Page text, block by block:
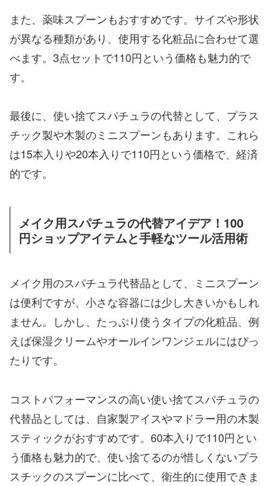
また、薬味スプーンもおすすめです。サイズや形状
が異なる種類があり、使用する化粧品に合わせて選
べます。3点セットで110円という価格も魅力的で
す。
最後に、使い捨てスパチュラの代替として、プラス
チック製や木製のミニスプーンもあります。これら
は15本入りや20本入りで110円という価格で、経済
的です。
メイク用スパチュラの代替アイデア！100
円ショップアイテムと手軽なツール活用術
メイク用のスパチュラ代替品として、ミニスプーン
は便利ですが、小さな容器には少し大きいかもしれ
ません。しかし、たっぷり使うタイプの化粧品、例
えば保湿クリームやオールインワンジェルにはぴっ
たりです。
コストパフォーマンスの高い使い捨てスパチュラの
代替品としては、自家製アイスやマドラー用の木製
スティックがおすすめです。60本入りで110円とい
う価格も魅力的で、使い捨てるのが惜しくないプラ
スチックのスプーンに比べて、衛生的に使用できま